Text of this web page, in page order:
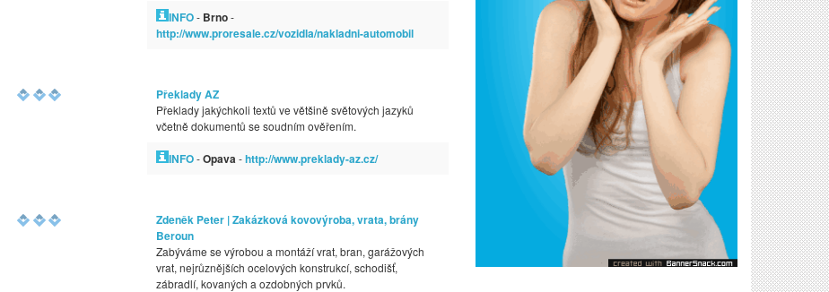
INFO- Brno-
http://www.proresale.cz/vozidla/nakladni-automobil
Překlady AZ
Překlady jakýchkoli textů ve většině světových jazyků
včetně dokumentů se soudním ověřením.
INFO-Opava-http://www.preklady-az.cz/
Zdeněk Peter | Zakázková kovovýroba, vrata, brány
Beroun
Zabýváme se výrobou a montáží vrat, bran, garážových
vrat, nejrůznějších ocelových konstrukcí, schodišť,
zábradlí, kovaných a ozdobných prvků.